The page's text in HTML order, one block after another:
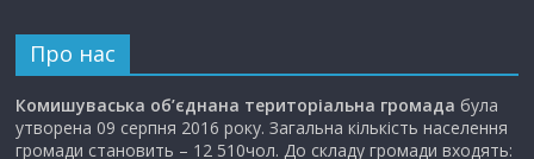
Про нас
Комишуваська об’єднана територіальна громада була
утворена 09 серпня 2016 року. Загальна кількість населення
громади становить – 12 510чол. До складу громади входять: